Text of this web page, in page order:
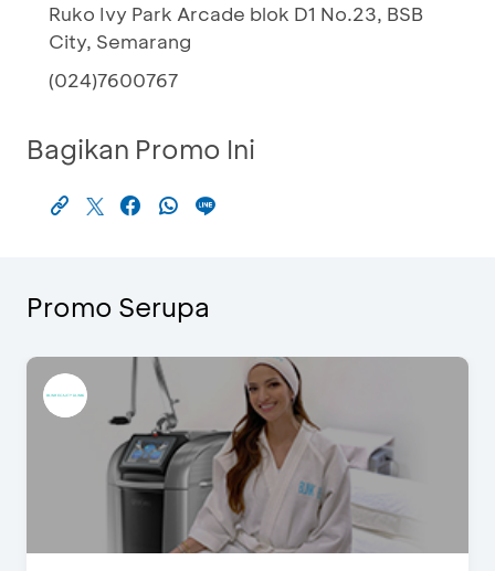
Ruko Ivy Park Arcade blok D1 No.23, BSB
City, Semarang
(024)7600767
Bagikan Promo Ini
Promo Serupa